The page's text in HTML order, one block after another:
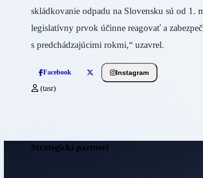
skládkovanie odpadu na Slovensku sú od 1.
legislatívny prvok účinne reagovať a
s predchádzajúcimi rokmi,“ uzavrel.
Facebook Instagram
(tasr)
Strategickí partneri